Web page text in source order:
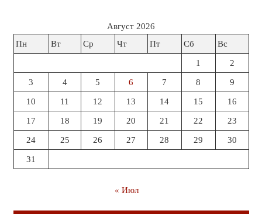
Август 2026
Пн
Вт Ср Чт Пт Сб Вс
1 2
3 4 5 6 7 8 9
10 11 12 13 14 15 16
17 18 19 20 21 22 23
24 25 26 27 28 29 30
31
« Июл